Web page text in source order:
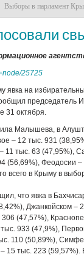
Выборы в парламент
25725
явка на
председатель
31 октября.
Малышева, в
– 12 тыс. 931
11 тыс. 63 (47,95%),
(56,69%), Феодосии
всего в Крыму в
что явка в
Джанкойском
306 (47,57%),
933 (47,9%),
110 (50,89%),
15 тыс. 223 (59,57%).